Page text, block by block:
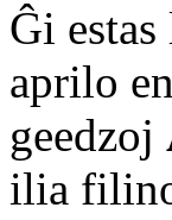
Ĝi
aprilo
geedzoj
ilia